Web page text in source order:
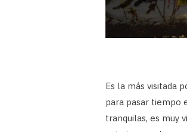
Es la más visitada
para pasar tiempo
tranquilas, es muy